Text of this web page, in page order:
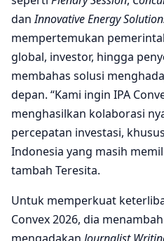
danInnovative Energy
mempertemukan
global, investor, hingga
membahas solusi
depan. “Kami ingin IPA
menghasilkan kolaborasi
percepatan investasi,
Indonesia yang masih
tambah Teresita.
Untuk memperkuat
Convex 2026, dia